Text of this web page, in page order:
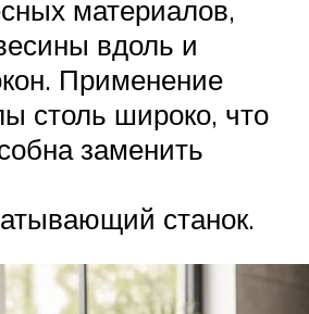
материалов,
вдоль и
Применение
столь широко, что
заменить
станок.